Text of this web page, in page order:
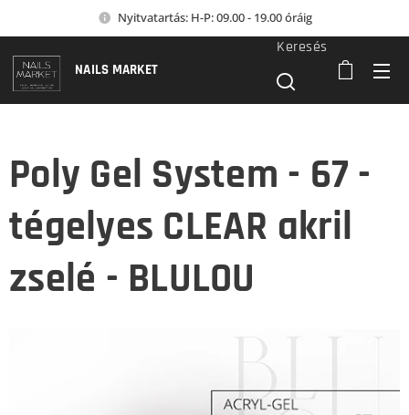
Nyitvatartás: H-P: 09.00 - 19.00 óráig
NAILS MARKET
Keresés
Poly Gel System - 67 -
tégelyes CLEAR akril
zselé - BLULOU